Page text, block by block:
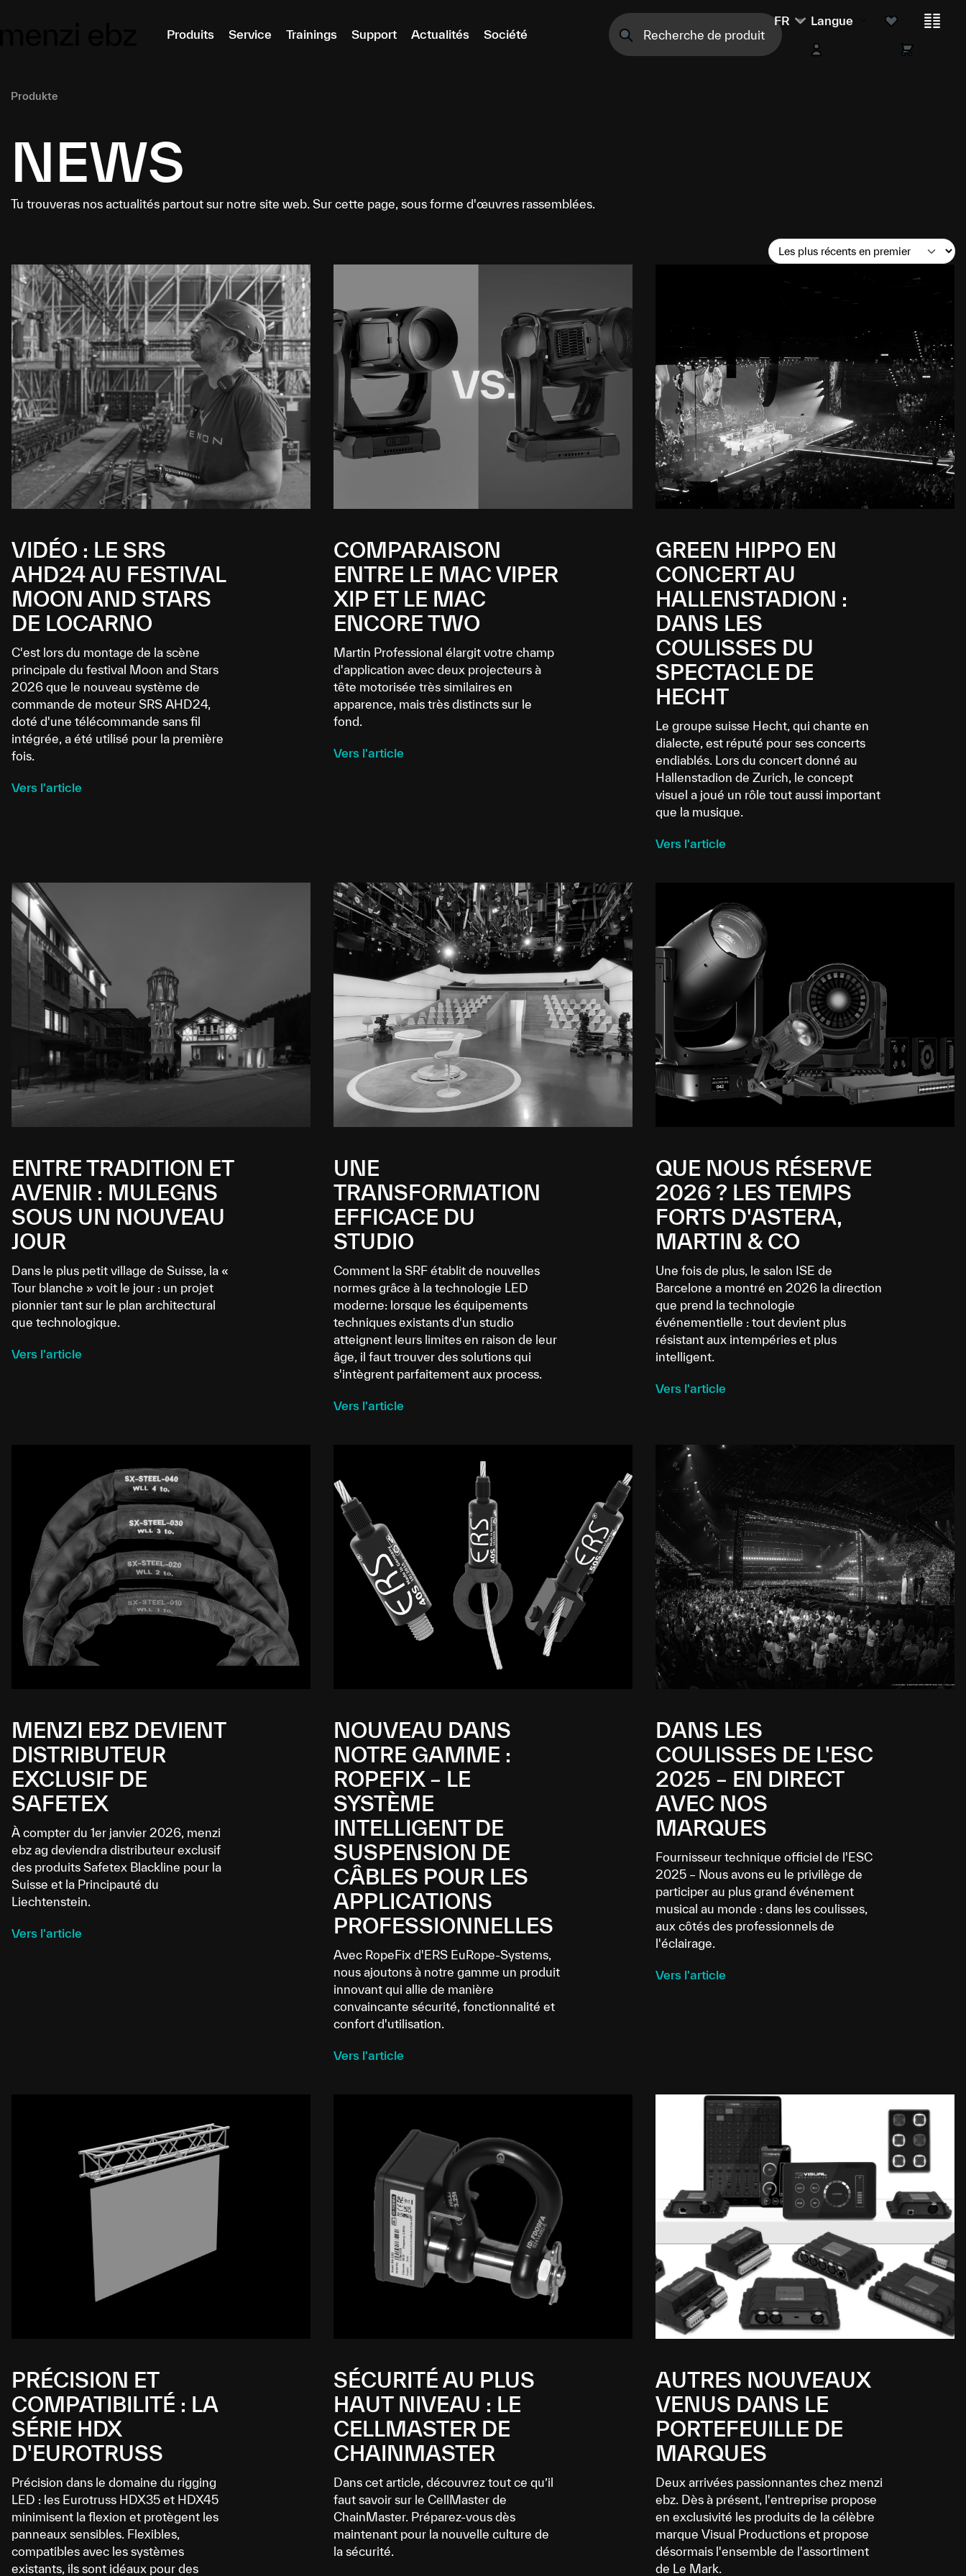
Produits
Service Trainings Support Actualités Société
FR Langue
Produkte
NEWS
Tu trouveras nos actualités partout sur notre site web. Sur cette page, sous forme d'œuvres rassemblées.
VIDÉO : LE SRS
AHD24 AU FESTIVAL
MOON AND STARS
DE LOCARNO
C'est lors du montage de la scène
principale du festival Moon and Stars
2026 que le nouveau système de
commande de moteur SRS AHD24,
doté d'une télécommande sans fil
intégrée, a été utilisé pour la première
fois.
Vers l'article
COMPARAISON
ENTRE LE MAC VIPER
XIP ET LE MAC
ENCORE TWO
Martin Professional élargit votre champ
d'application avec deux projecteurs à
tête motorisée très similaires en
apparence, mais très distincts sur le
fond.
Vers l'article
GREEN HIPPO EN
CONCERT AU
HALLENSTADION :
DANS LES
COULISSES DU
SPECTACLE DE
HECHT
Le groupe suisse Hecht, qui chante en
dialecte, est réputé pour ses concerts
endiablés. Lors du concert donné au
Hallenstadion de Zurich, le concept
visuel a joué un rôle tout aussi important
que la musique.
Vers l'article
ENTRE TRADITION ET
AVENIR : MULEGNS
SOUS UN NOUVEAU
JOUR
Dans le plus petit village de Suisse, la «
Tour blanche » voit le jour : un projet
pionnier tant sur le plan architectural
que technologique.
Vers l'article
UNE
TRANSFORMATION
EFFICACE DU
STUDIO
Comment la SRF établit de nouvelles
normes grâce à la technologie LED
moderne: lorsque les équipements
techniques existants d'un studio
atteignent leurs limites en raison de leur
âge, il faut trouver des solutions qui
s'intègrent parfaitement aux process.
Vers l'article
QUE NOUS RÉSERVE
2026 ? LES TEMPS
FORTS D'ASTERA,
MARTIN & CO
Une fois de plus, le salon ISE de
Barcelone a montré en 2026 la direction
que prend la technologie
événementielle : tout devient plus
résistant aux intempéries et plus
intelligent.
Vers l'article
MENZI EBZ DEVIENT
DISTRIBUTEUR
EXCLUSIF DE
SAFETEX
À compter du 1er janvier 2026, menzi
ebz ag deviendra distributeur exclusif
des produits Safetex Blackline pour la
Suisse et la Principauté du
Liechtenstein.
Vers l'article
NOUVEAU DANS
NOTRE GAMME :
ROPEFIX – LE
SYSTÈME
INTELLIGENT DE
SUSPENSION DE
CÂBLES POUR LES
APPLICATIONS
PROFESSIONNELLES
Avec RopeFix d'ERS EuRope-Systems,
nous ajoutons à notre gamme un produit
innovant qui allie de manière
convaincante sécurité, fonctionnalité et
confort d'utilisation.
Vers l'article
DANS LES
COULISSES DE L'ESC
2025 – EN DIRECT
AVEC NOS
MARQUES
Fournisseur technique officiel de l'ESC
2025 – Nous avons eu le privilège de
participer au plus grand événement
musical au monde : dans les coulisses,
aux côtés des professionnels de
l'éclairage.
Vers l'article
PRÉCISION ET
COMPATIBILITÉ : LA
SÉRIE HDX
D'EUROTRUSS
Précision dans le domaine du rigging
LED : les Eurotruss HDX35 et HDX45
minimisent la flexion et protègent les
panneaux sensibles. Flexibles,
compatibles avec les systèmes
existants, ils sont idéaux pour des
SÉCURITÉ AU PLUS
HAUT NIVEAU : LE
CELLMASTER DE
CHAINMASTER
Dans cet article, découvrez tout ce qu’il
faut savoir sur le CellMaster de
ChainMaster. Préparez-vous dès
maintenant pour la nouvelle culture de
la sécurité.
AUTRES NOUVEAUX
VENUS DANS LE
PORTEFEUILLE DE
MARQUES
Deux arrivées passionnantes chez menzi
ebz. Dès à présent, l'entreprise propose
en exclusivité les produits de la célèbre
marque Visual Productions et propose
désormais l'ensemble de l'assortiment
de Le Mark.